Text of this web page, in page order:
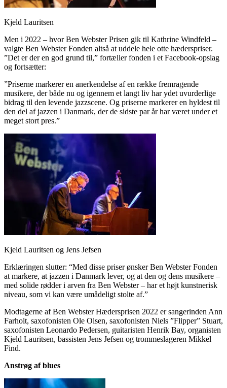
Kjeld Lauritsen
Men i 2022 – hvor Ben Webster Prisen gik til Kathrine Windfeld –
valgte Ben Webster Fonden altså at uddele hele otte hæderspriser.
”Det er der en god grund til,” fortæller fonden i et Facebook-opslag
og fortsætter:
”Priserne markerer en anerkendelse af en række fremragende
musikere, der både nu og igennem et langt liv har ydet uvurderlige
bidrag til den levende jazzscene. Og priserne markerer en hyldest til
den del af jazzen i Danmark, der de sidste par år har været under et
meget stort pres.”
Kjeld Lauritsen og Jens Jefsen
Erklæringen slutter: “Med disse priser ønsker Ben Webster Fonden
at markere, at jazzen i Danmark lever, og at den og dens musikere –
med solide rødder i arven fra Ben Webster – har et højt kunstnerisk
niveau, som vi kan være umådeligt stolte af.”
Modtagerne af Ben Webster Hædersprisen 2022 er sangerinden Ann
Farholt, saxofonisten Ole Olsen, saxofonisten Niels ”Flipper” Stuart,
saxofonisten Leonardo Pedersen, guitaristen Henrik Bay, organisten
Kjeld Lauritsen, bassisten Jens Jefsen og trommeslageren Mikkel
Find.
Anstrøg af blues